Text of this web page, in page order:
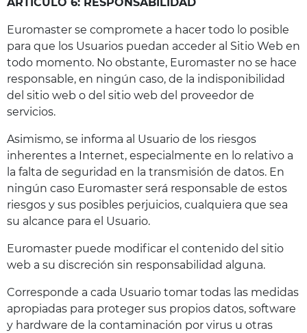
Euromaster se compromete a hacer todo lo posible
para que los Usuarios puedan acceder al Sitio Web en
todo momento. No obstante, Euromaster no se hace
responsable, en ningún caso, de la indisponibilidad
del sitio web o del sitio web del proveedor de
servicios.
Asimismo, se informa al Usuario de los riesgos
inherentes a Internet, especialmente en lo relativo a
la falta de seguridad en la transmisión de datos. En
ningún caso Euromaster será responsable de estos
riesgos y sus posibles perjuicios, cualquiera que sea
su alcance para el Usuario.
Euromaster puede modificar el contenido del sitio
web a su discreción sin responsabilidad alguna.
Corresponde a cada Usuario tomar todas las medidas
apropiadas para proteger sus propios datos, software
y hardware de la contaminación por virus u otras